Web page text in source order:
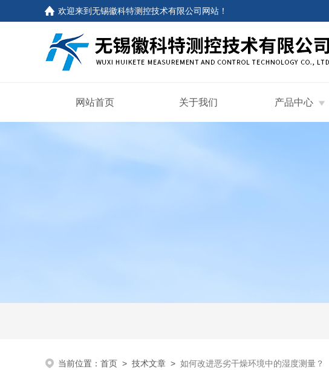
欢迎来到无锡徽科特测控技术有限公司网站 ！
网站首页 关于我们 产品中心
当前位置： 首页 > 技术文章 > 如何改进恶劣干燥环境中的湿度测量？